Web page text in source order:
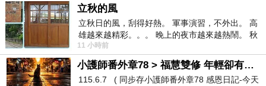
★四角氣墊科技，防摔抗震
★精選進口環保環保TPU材質，晶瑩剔透
★高出鏡頭0.2mm，保護更全面
立秋的風
立秋日的風，刮得好熱。 軍事演習，不外出。 高
雄越來越精彩。。。 晚上的夜市越來越熱鬧。 秋
天的風刮得很熱 夜遊消暑熱。。。
11 小時前
小護師番外章78 > 福慧雙修 年輕卻有個老靈魂 ㄑ金剛經〉podcast
115.6.7 ( 同步存小護師番外章78 感恩日記-今天